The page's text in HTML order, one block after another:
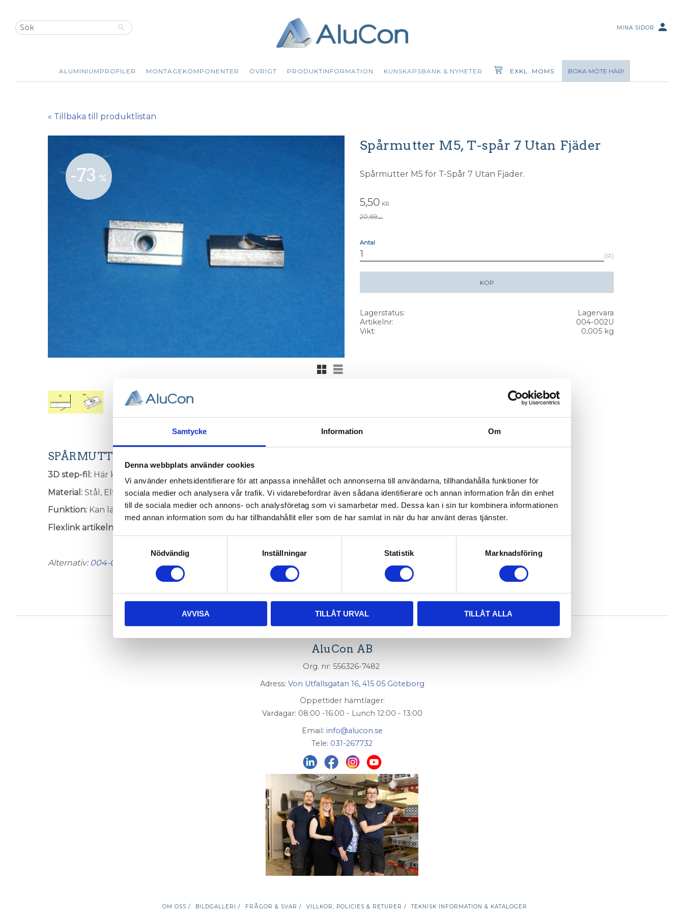
Samtycke Information Om
Denna webbplats använder cookies
Vi använder enhetsidentifierare för att anpassa innehållet och annonserna till användarna, tillhandahålla funktioner för
sociala medier och analysera vår trafik. Vi vidarebefordrar även sådana identifierare och annan information från din enhet
till de sociala medier och annons- och analysföretag som vi samarbetar med. Dessa kan i sin tur kombinera informationen
med annan information som du har tillhandahållit eller som de har samlat in när du har använt deras tjänster.
Nödvändig
Inställningar Statistik Marknadsföring
AVVISA TILLÅT URVAL TILLÅT ALLA
MINA SIDOR person
ALUMINIUMPROFILER MONTAGEKOMPONENTER ÖVRIGT PRODUKTINFORMATION KUNSKAPSBANK & NYHETER EXKL. MOMS BOKA MÖTE HÄR!
« Tillbaka till produktlistan
Spårmutter M5, T-spår 7 Utan Fjäder
Spårmutter M5 för T-Spår 7 Utan Fjäder.
73 %
Rutnätsvy
Listvy
Nedsatt pris:
5,50 KR
Ordinarie pris:
20,69KR
Antal
st
KÖP
Lagerstatus
Lagervara
Artikelnr
004-002U
Vikt
0,005 kg
SPÅRMUTTER M5, T-spår 7 Utan Fjäder.
3D step-fil: Här kan du hämta en 3D step-fil
Material: Stål, Elförzinkat.
Funktion: Kan läggas in mitt på profilen.
Flexlink artikelnummer:
Alternativ: 004-013
AluCon AB
Org. nr: 556326-7482
Adress: Von Utfallsgatan 16, 415 05 Göteborg
Öppettider hämtlager:
Vardagar: 08:00 -16:00 - Lunch 12:00 - 13:00
Email: info@alucon.se
Tele: 031-267732
OM OSS / BILDGALLERI / FRÅGOR & SVAR / VILLKOR, POLICIES & RETURER / TEKNISK INFORMATION & KATALOGER